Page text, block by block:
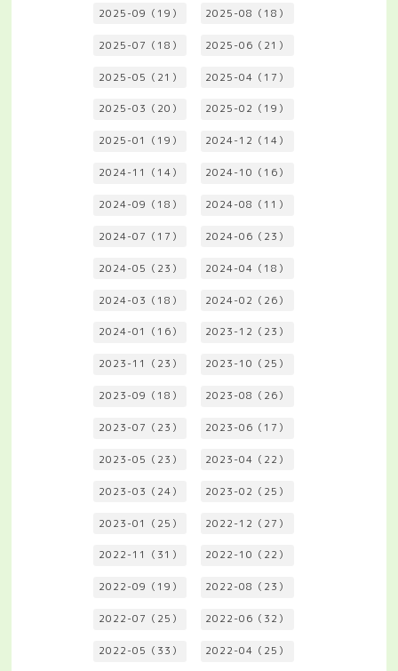
2025-09（19） 2025-08（18）
2025-07（18） 2025-06（21）
2025-05（21） 2025-04（17）
2025-03（20） 2025-02（19）
2025-01（19） 2024-12（14）
2024-11（14） 2024-10（16）
2024-09（18） 2024-08（11）
2024-07（17） 2024-06（23）
2024-05（23） 2024-04（18）
2024-03（18） 2024-02（26）
2024-01（16） 2023-12（23）
2023-11（23） 2023-10（25）
2023-09（18） 2023-08（26）
2023-07（23） 2023-06（17）
2023-05（23） 2023-04（22）
2023-03（24） 2023-02（25）
2023-01（25） 2022-12（27）
2022-11（31） 2022-10（22）
2022-09（19） 2022-08（23）
2022-07（25） 2022-06（32）
2022-05（33） 2022-04（25）